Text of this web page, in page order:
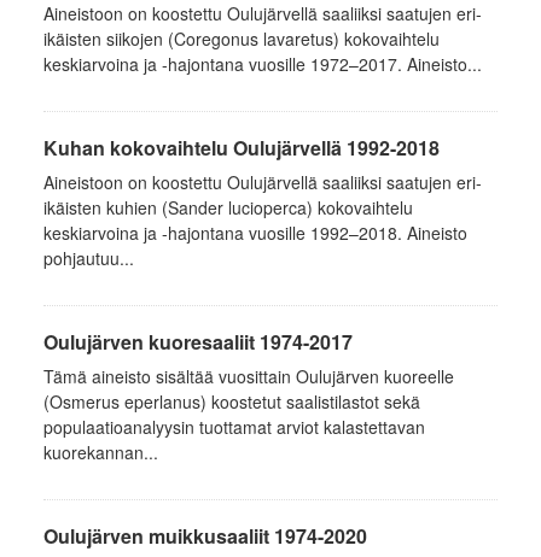
Aineistoon on koostettu Oulujärvellä saaliiksi saatujen eri-
ikäisten siikojen (Coregonus lavaretus) kokovaihtelu
keskiarvoina ja -hajontana vuosille 1972–2017. Aineisto...
Kuhan kokovaihtelu Oulujärvellä 1992-2018
Aineistoon on koostettu Oulujärvellä saaliiksi saatujen eri-
ikäisten kuhien (Sander lucioperca) kokovaihtelu
keskiarvoina ja -hajontana vuosille 1992–2018. Aineisto
pohjautuu...
Oulujärven kuoresaaliit 1974-2017
Tämä aineisto sisältää vuosittain Oulujärven kuoreelle
(Osmerus eperlanus) koostetut saalistilastot sekä
populaatioanalyysin tuottamat arviot kalastettavan
kuorekannan...
Oulujärven muikkusaaliit 1974-2020